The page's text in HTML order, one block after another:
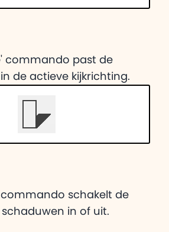
commando past de
de actieve kijkrichting.
commando schakelt de
in of uit.